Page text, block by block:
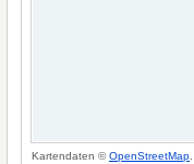
Kartendaten ©OpenStreetMap